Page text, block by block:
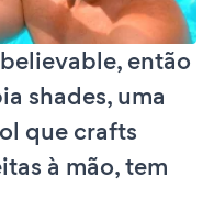
então
shades, uma
que crafts
à mão, tem